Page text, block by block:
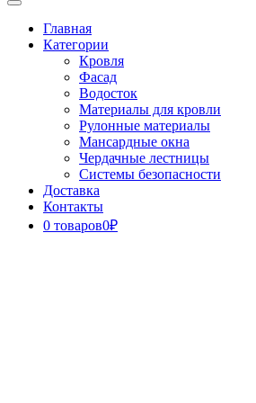
Open
ButtonГлавная
Категории
Кровля
Фасад
Водосток
Материалы для кровли
Рулонные материалы
Мансардные окна
Чердачные лестницы
Системы безопасности
Доставка
Контакты
0 товаров0₽